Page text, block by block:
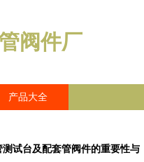
阀件厂
产品大全
测试台及配套管阀件的重要性与